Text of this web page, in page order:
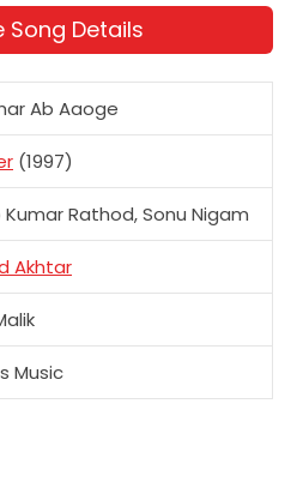
Song Details
Ab Aaoge
(1997)
Kumar Rathod, Sonu Nigam
Akhtar
Music